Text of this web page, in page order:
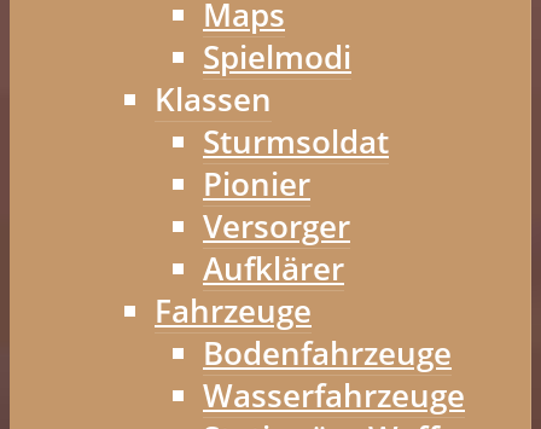
Maps
Spielmodi
Klassen
Sturmsoldat
Pionier
Versorger
Aufklärer
Fahrzeuge
Bodenfahrzeuge
Wasserfahrzeuge